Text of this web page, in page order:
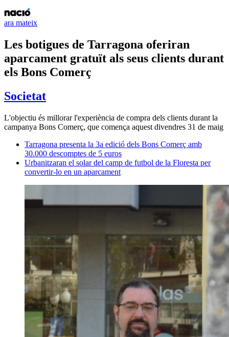
ara mateix
Les botigues de Tarragona oferiran
aparcament gratuït als seus clients durant
els Bons Comerç
Societat
L'objectiu és millorar l'experiència de compra dels clients durant la
campanya Bons Comerç, que comença aquest divendres 31 de maig
Tarragona presenta la 3a edició dels Bons Comerç amb
30.000 descomptes de 5 euros
Urbanitzaran el solar del camp de futbol de la Floresta per
convertir-lo en un aparcament